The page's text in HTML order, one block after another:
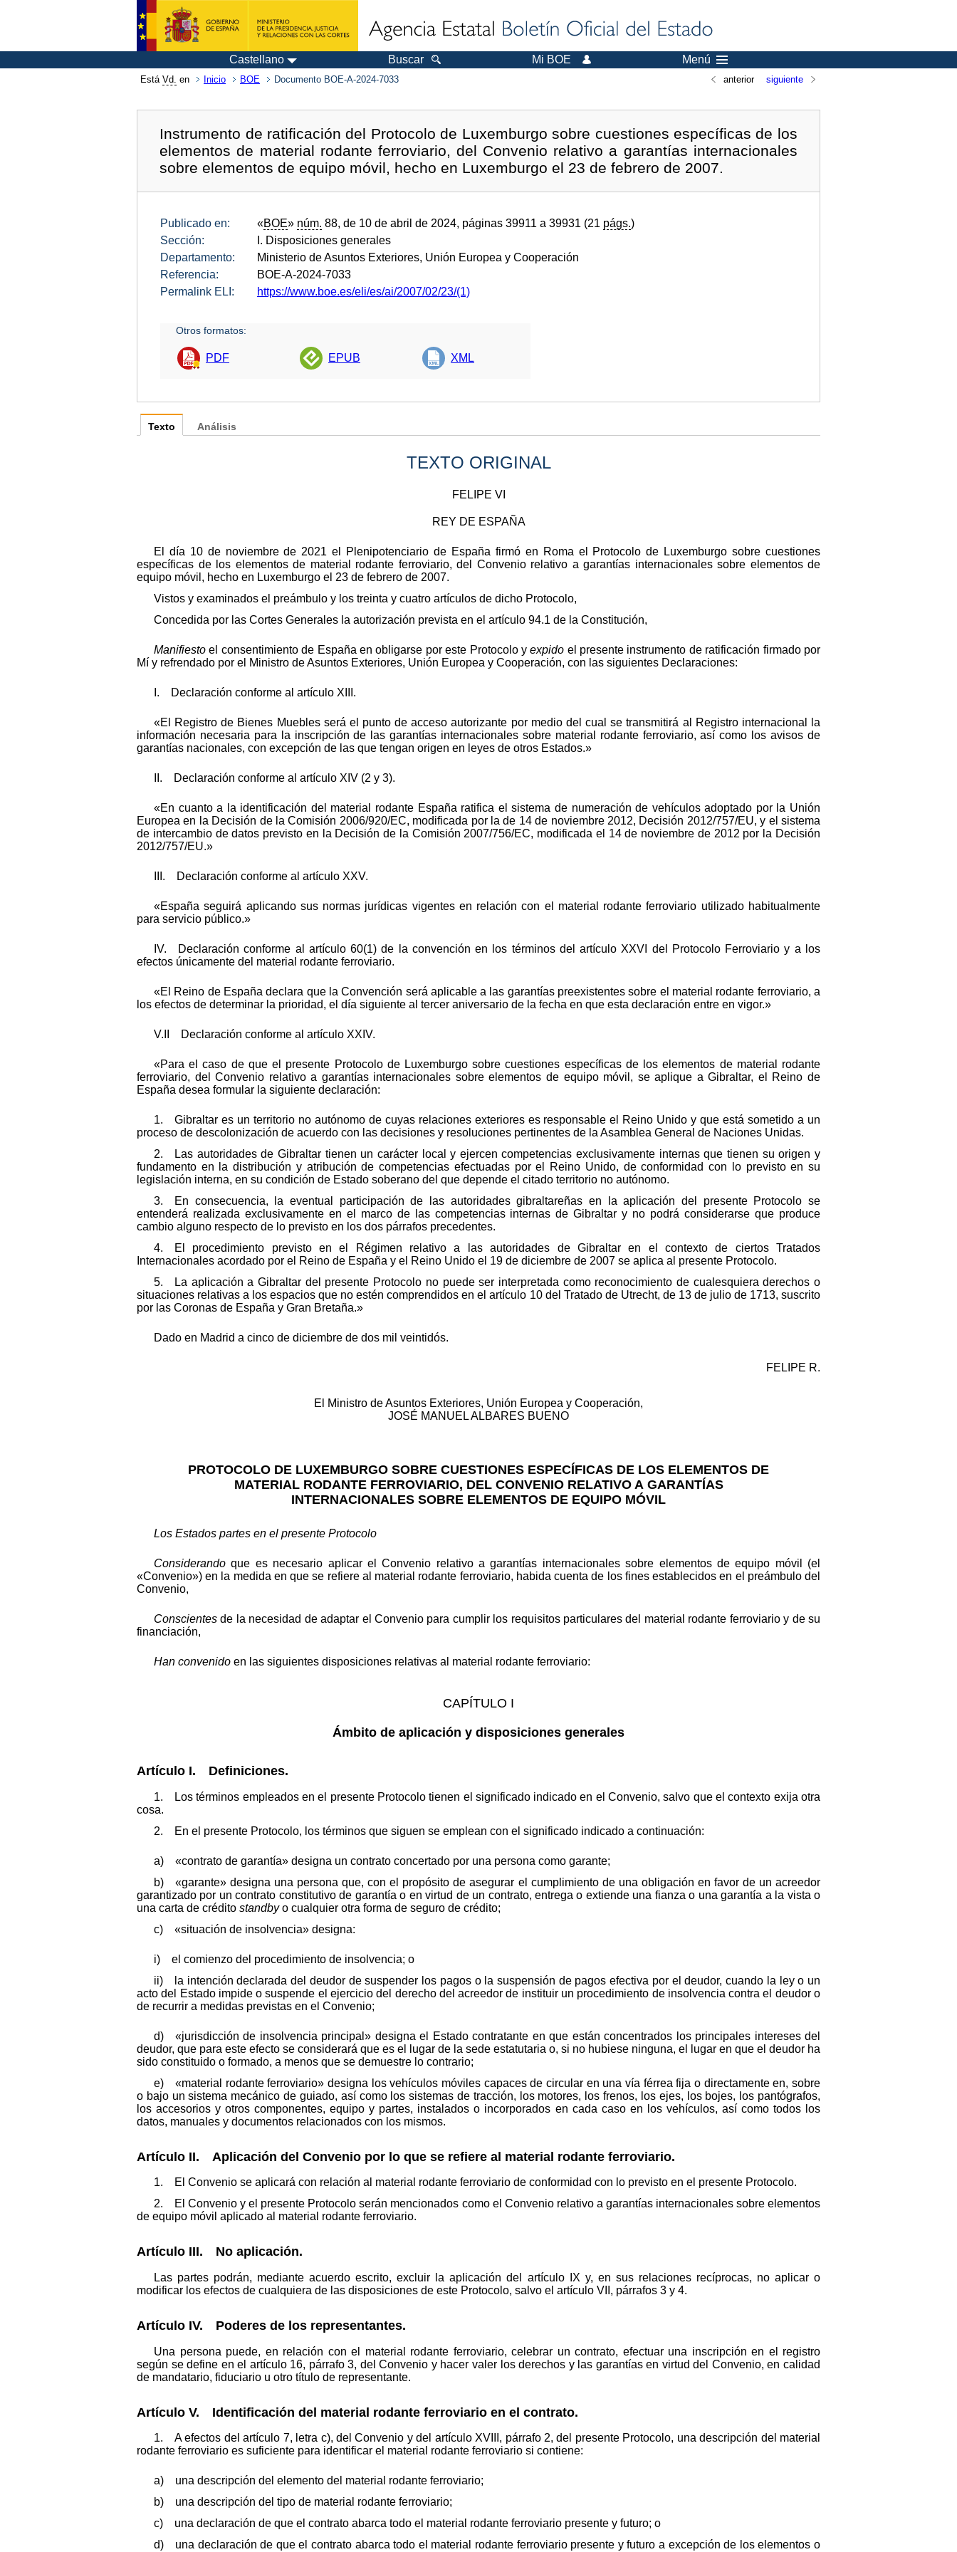
Castellano Buscar Mi BOE Menú
Está Vd. en Inicio BOE Documento BOE-A-2024-7033 anterior siguiente
Instrumento de ratificación del Protocolo de Luxemburgo sobre cuestiones específicas de los
elementos de material rodante ferroviario, del Convenio relativo a garantías internacionales
sobre elementos de equipo móvil, hecho en Luxemburgo el 23 de febrero de 2007.
Publicado en: «BOE» núm. 88, de 10 de abril de 2024, páginas 39911 a 39931 (21 págs.)
Sección:
I. Disposiciones generales
Departamento:
Ministerio de Asuntos Exteriores, Unión Europea y Cooperación
Referencia:
BOE-A-2024-7033
Permalink ELI:
https://www.boe.es/eli/es/ai/2007/02/23/(1)
Otros formatos:
PDF EPUB XML
Texto
TEXTO ORIGINAL
FELIPE VI
REY DE ESPAÑA
El día 10 de noviembre de 2021 el Plenipotenciario de España firmó en Roma el Protocolo de Luxemburgo sobre cuestiones
específicas de los elementos de material rodante ferroviario, del Convenio relativo a garantías internacionales sobre elementos de
equipo móvil, hecho en Luxemburgo el 23 de febrero de 2007.
Vistos y examinados el preámbulo y los treinta y cuatro artículos de dicho Protocolo,
Concedida por las Cortes Generales la autorización prevista en el artículo 94.1 de la Constitución,
Manifiestoel consentimiento de España en obligarse por este Protocolo yexpido el presente instrumento de ratificación firmado por
Mí y refrendado por el Ministro de Asuntos Exteriores, Unión Europea y Cooperación, con las siguientes Declaraciones:
I. Declaración conforme al artículo XIII.
«El Registro de Bienes Muebles será el punto de acceso autorizante por medio del cual se transmitirá al Registro internacional la
información necesaria para la inscripción de las garantías internacionales sobre material rodante ferroviario, así como los avisos de
garantías nacionales, con excepción de las que tengan origen en leyes de otros Estados.»
II. Declaración conforme al artículo XIV (2 y 3).
«En cuanto a la identificación del material rodante España ratifica el sistema de numeración de vehículos adoptado por la Unión
Europea en la Decisión de la Comisión 2006/920/EC, modificada por la de 14 de noviembre 2012, Decisión 2012/757/EU, y el sistema
de intercambio de datos previsto en la Decisión de la Comisión 2007/756/EC, modificada el 14 de noviembre de 2012 por la Decisión
2012/757/EU.»
III. Declaración conforme al artículo XXV.
«España seguirá aplicando sus normas jurídicas vigentes en relación con el material rodante ferroviario utilizado habitualmente
para servicio público.»
IV. Declaración conforme al artículo 60(1) de la convención en los términos del artículo XXVI del Protocolo Ferroviario y a los
efectos únicamente del material rodante ferroviario.
«El Reino de España declara que la Convención será aplicable a las garantías preexistentes sobre el material rodante ferroviario, a
los efectos de determinar la prioridad, el día siguiente al tercer aniversario de la fecha en que esta declaración entre en vigor.»
V.II Declaración conforme al artículo XXIV.
«Para el caso de que el presente Protocolo de Luxemburgo sobre cuestiones específicas de los elementos de material rodante
ferroviario, del Convenio relativo a garantías internacionales sobre elementos de equipo móvil, se aplique a Gibraltar, el Reino de
España desea formular la siguiente declaración:
1. Gibraltar es un territorio no autónomo de cuyas relaciones exteriores es responsable el Reino Unido y que está sometido a un
proceso de descolonización de acuerdo con las decisiones y resoluciones pertinentes de la Asamblea General de Naciones Unidas.
2. Las autoridades de Gibraltar tienen un carácter local y ejercen competencias exclusivamente internas que tienen su origen y
fundamento en la distribución y atribución de competencias efectuadas por el Reino Unido, de conformidad con lo previsto en su
legislación interna, en su condición de Estado soberano del que depende el citado territorio no autónomo.
3. En consecuencia, la eventual participación de las autoridades gibraltareñas en la aplicación del presente Protocolo se
entenderá realizada exclusivamente en el marco de las competencias internas de Gibraltar y no podrá considerarse que produce
cambio alguno respecto de lo previsto en los dos párrafos precedentes.
4. El procedimiento previsto en el Régimen relativo a las autoridades de Gibraltar en el contexto de ciertos Tratados
Internacionales acordado por el Reino de España y el Reino Unido el 19 de diciembre de 2007 se aplica al presente Protocolo.
5. La aplicación a Gibraltar del presente Protocolo no puede ser interpretada como reconocimiento de cualesquiera derechos o
situaciones relativas a los espacios que no estén comprendidos en el artículo 10 del Tratado de Utrecht, de 13 de julio de 1713, suscrito
por las Coronas de España y Gran Bretaña.»
Dado en Madrid a cinco de diciembre de dos mil veintidós.
FELIPE R.
El Ministro de Asuntos Exteriores, Unión Europea y Cooperación,
JOSÉ MANUEL ALBARES BUENO
PROTOCOLO DE LUXEMBURGO SOBRE CUESTIONES ESPECÍFICAS DE LOS ELEMENTOS DE
MATERIAL RODANTE FERROVIARIO, DEL CONVENIO RELATIVO A GARANTÍAS
INTERNACIONALES SOBRE ELEMENTOS DE EQUIPO MÓVIL
Los Estados partes en el presente Protocolo
Considerandoque es necesario aplicar el Convenio relativo a garantías internacionales sobre elementos de equipo móvil (el
«Convenio») en la medida en que se refiere al material rodante ferroviario, habida cuenta de los fines establecidos en el preámbulo del
Convenio,
Conscientesde la necesidad de adaptar el Convenio para cumplir los requisitos particulares del material rodante ferroviario y de su
financiación,
Han convenido en las siguientes disposiciones relativas al material rodante ferroviario:
CAPÍTULO I
Ámbito de aplicación y disposiciones generales
Artículo I. Definiciones.
1. Los términos empleados en el presente Protocolo tienen el significado indicado en el Convenio, salvo que el contexto exija otra
cosa.
2. En el presente Protocolo, los términos que siguen se emplean con el significado indicado a continuación:
a) «contrato de garantía» designa un contrato concertado por una persona como garante;
b) «garante» designa una persona que, con el propósito de asegurar el cumplimiento de una obligación en favor de un acreedor
garantizado por un contrato constitutivo de garantía o en virtud de un contrato, entrega o extiende una fianza o una garantía a la vista o
una carta de crédito standbyo cualquier otra forma de seguro de crédito;
c) «situación de insolvencia» designa:
i) el comienzo del procedimiento de insolvencia; o
ii) la intención declarada del deudor de suspender los pagos o la suspensión de pagos efectiva por el deudor, cuando la ley o un
acto del Estado impide o suspende el ejercicio del derecho del acreedor de instituir un procedimiento de insolvencia contra el deudor o
de recurrir a medidas previstas en el Convenio;
d) «jurisdicción de insolvencia principal» designa el Estado contratante en que están concentrados los principales intereses del
deudor, que para este efecto se considerará que es el lugar de la sede estatutaria o, si no hubiese ninguna, el lugar en que el deudor ha
sido constituido o formado, a menos que se demuestre lo contrario;
e) «material rodante ferroviario» designa los vehículos móviles capaces de circular en una vía férrea fija o directamente en, sobre
o bajo un sistema mecánico de guiado, así como los sistemas de tracción, los motores, los frenos, los ejes, los bojes, los pantógrafos,
los accesorios y otros componentes, equipo y partes, instalados o incorporados en cada caso en los vehículos, así como todos los
datos, manuales y documentos relacionados con los mismos.
Artículo II. Aplicación del Convenio por lo que se refiere al material rodante ferroviario.
1. El Convenio se aplicará con relación al material rodante ferroviario de conformidad con lo previsto en el presente Protocolo.
2. El Convenio y el presente Protocolo serán mencionados como el Convenio relativo a garantías internacionales sobre elementos
de equipo móvil aplicado al material rodante ferroviario.
Artículo III. No aplicación.
Las partes podrán, mediante acuerdo escrito, excluir la aplicación del artículo IX y, en sus relaciones recíprocas, no aplicar o
modificar los efectos de cualquiera de las disposiciones de este Protocolo, salvo el artículo VII, párrafos 3 y 4.
Artículo IV. Poderes de los representantes.
Una persona puede, en relación con el material rodante ferroviario, celebrar un contrato, efectuar una inscripción en el registro
según se define en el artículo 16, párrafo 3, del Convenio y hacer valer los derechos y las garantías en virtud del Convenio, en calidad
de mandatario, fiduciario u otro título de representante.
Artículo V. Identificación del material rodante ferroviario en el contrato.
1. A efectos del artículo 7, letra c), del Convenio y del artículo XVIII, párrafo 2, del presente Protocolo, una descripción del material
rodante ferroviario es suficiente para identificar el material rodante ferroviario si contiene:
a) una descripción del elemento del material rodante ferroviario;
b) una descripción del tipo de material rodante ferroviario;
c) una declaración de que el contrato abarca todo el material rodante ferroviario presente y futuro; o
d) una declaración de que el contrato abarca todo el material rodante ferroviario presente y futuro a excepción de los elementos o
Análisis